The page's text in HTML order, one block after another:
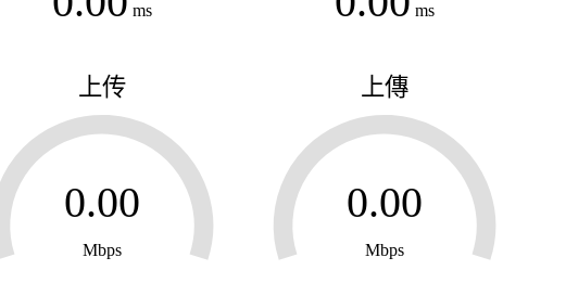
ms ms
上传
Mbps
上傳
Mbps